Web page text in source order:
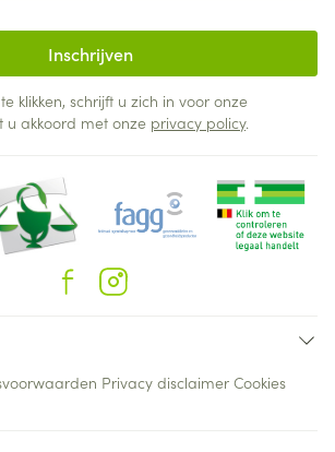
Inschrijven
klikken, schrijft u zich in voor onze
u akkoord met onze privacy policy.
Privacy disclaimer Cookies